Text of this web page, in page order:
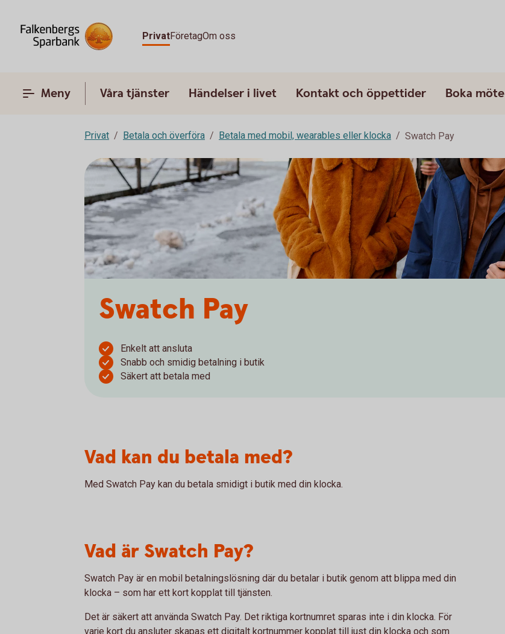
PrivatFöretagOm oss
Meny Våra tjänster Händelser i livet Kontakt och öppettider Boka möte
Privat Betala och överföra Betala med mobil, wearables eller klocka Swatch Pay
Swatch Pay
Enkelt att ansluta
Snabb och smidig betalning i butik
Säkert att betala med
Vad kan du betala med?
Med Swatch Pay kan du betala smidigt i butik med din klocka.
Vad är Swatch Pay?
Swatch Pay är en mobil betalningslösning där du betalar i butik genom att blippa med din
klocka – som har ett kort kopplat till tjänsten.
Det är säkert att använda Swatch Pay. Det riktiga kortnumret sparas inte i din klocka. För
varje kort du ansluter skapas ett digitalt kortnummer kopplat till just din klocka och som